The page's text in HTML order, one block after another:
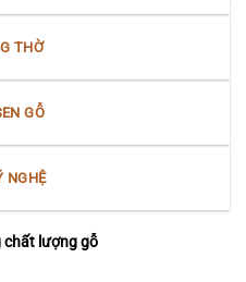
THỜ
GỖ
NGHỆ
chất lượng gỗ